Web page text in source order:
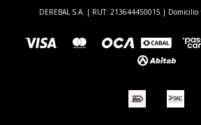
DEREBAL S.A. | RUT: 213644450015 |